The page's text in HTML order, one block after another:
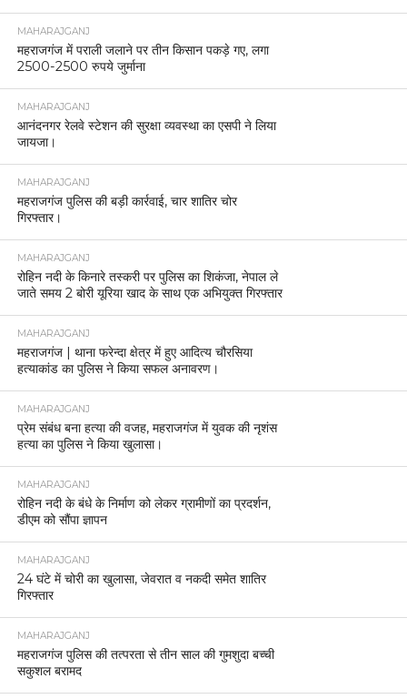
MAHARAJGANJ
महराजगंज में पराली जलाने पर तीन किसान पकड़े गए, लगा
2500-2500 रुपये जुर्माना
MAHARAJGANJ
आनंदनगर रेलवे स्टेशन की सुरक्षा व्यवस्था का एसपी ने लिया
जायजा।
MAHARAJGANJ
महराजगंज पुलिस की बड़ी कार्रवाई, चार शातिर चोर
गिरफ्तार।
MAHARAJGANJ
रोहिन नदी के किनारे तस्करी पर पुलिस का शिकंजा, नेपाल ले
जाते समय 2 बोरी यूरिया खाद के साथ एक अभियुक्त गिरफ्तार
MAHARAJGANJ
महराजगंज | थाना फरेन्दा क्षेत्र में हुए आदित्य चौरसिया
हत्याकांड का पुलिस ने किया सफल अनावरण।
MAHARAJGANJ
प्रेम संबंध बना हत्या की वजह, महराजगंज में युवक की नृशंस
हत्या का पुलिस ने किया खुलासा।
MAHARAJGANJ
रोहिन नदी के बंधे के निर्माण को लेकर ग्रामीणों का प्रदर्शन,
डीएम को सौंपा ज्ञापन
MAHARAJGANJ
24 घंटे में चोरी का खुलासा, जेवरात व नकदी समेत शातिर
गिरफ्तार
MAHARAJGANJ
महराजगंज पुलिस की तत्परता से तीन साल की गुमशुदा बच्ची
सकुशल बरामद